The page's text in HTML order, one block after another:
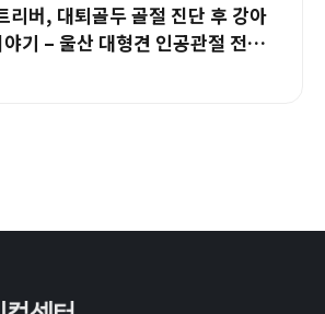
리버, 대퇴골두 골절 진단 후 강아
기 – 울산 대형견 인공관절 전문